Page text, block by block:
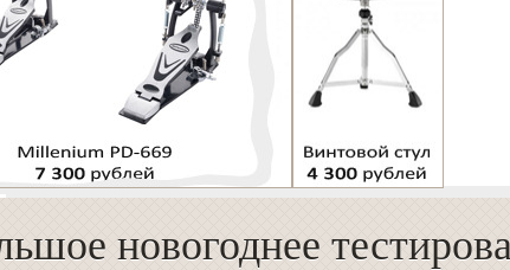
новогоднее